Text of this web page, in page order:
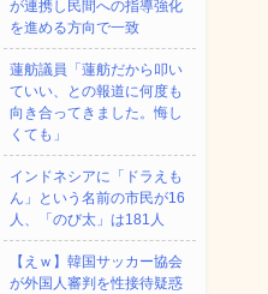
が連携し民間への指導強化
を進める方向で一致
蓮舫議員「蓮舫だから叩い
ていい、との報道に何度も
向き合ってきました。悔し
くても」
インドネシアに「ドラえも
ん」という名前の市民が16
人、「のび太」は181人
【えｗ】韓国サッカー協会
が外国人審判を性接待疑惑